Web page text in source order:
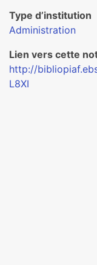
Type d’institution
Administration
Lien vers cette
http://
L8XI